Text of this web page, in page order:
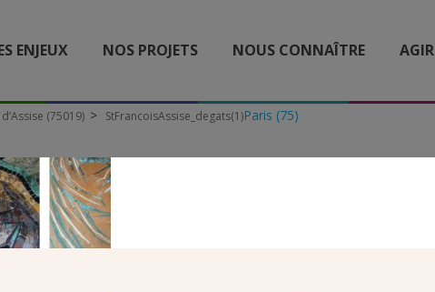
ENJEUX NOS PROJETS NOUS CONNAÎTRE AGIR
Paris (75)
(75019) StFrancoisAssise_degats(1)